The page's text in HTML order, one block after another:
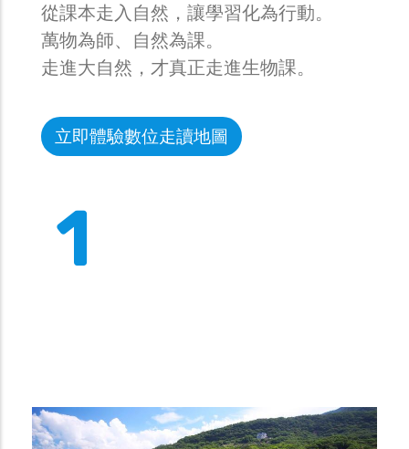
從課本走入自然，讓學習化為行動。
萬物為師、自然為課。
走進大自然，才真正走進生物課。
立即體驗數位走讀地圖
1